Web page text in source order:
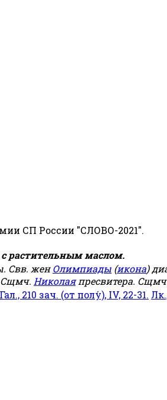
СП России "СЛОВО-2021".
растительным маслом.
Свв. женОлимпиады (икона)
Сщмч. Николаяпресвитера.
Гал., 210 зач. (от полу́), IV, 22-31.